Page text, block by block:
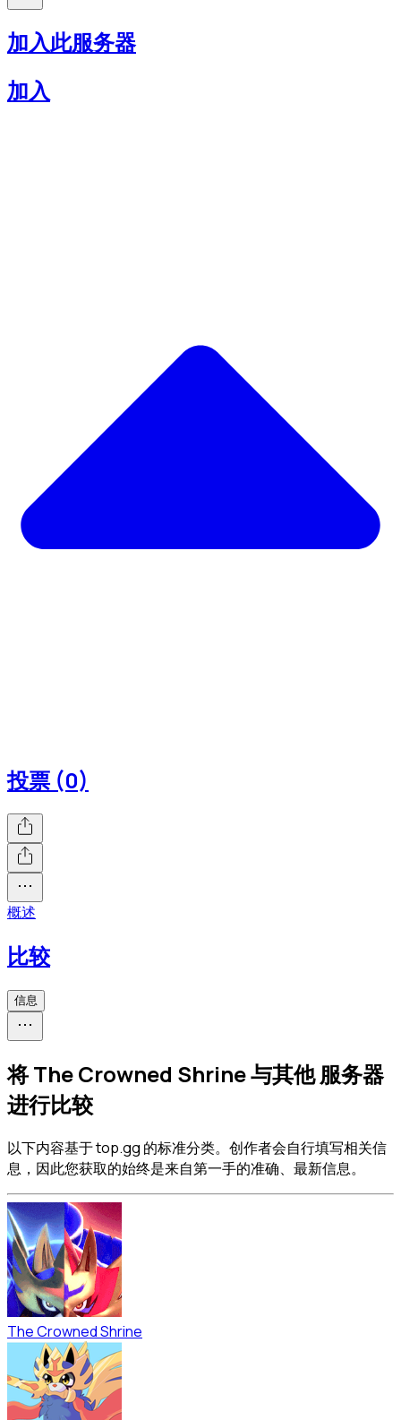
加入此服务器
加入
投票 (0)
概述
比较
信息
将 The Crowned Shrine 与其他 服务器
进行比较
以下内容基于 top.gg 的标准分类。创作者会自行填写相关信
息，因此您获取的始终是来自第一手的准确、最新信息。
The Crowned Shrine